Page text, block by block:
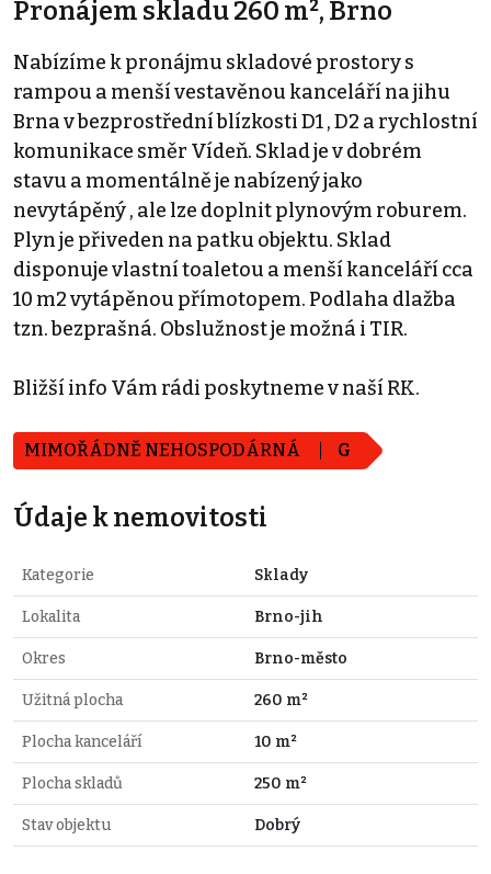
Pronájem skladu 260 m², Brno
Nabízíme k pronájmu skladové prostory s
rampou a menší vestavěnou kanceláří na jihu
Brna v bezprostřední blízkosti D1 , D2 a rychlostní
komunikace směr Vídeň. Sklad je v dobrém
stavu a momentálně je nabízený jako
nevytápěný , ale lze doplnit plynovým roburem.
Plyn je přiveden na patku objektu. Sklad
disponuje vlastní toaletou a menší kanceláří cca
10 m2 vytápěnou přímotopem. Podlaha dlažba
tzn. bezprašná. Obslužnost je možná i TIR.
Bližší info Vám rádi poskytneme v naší RK.
MIMOŘÁDNĚ NEHOSPODÁRNÁ G
Údaje k nemovitosti
Kategorie Sklady
Lokalita Brno-jih
Okres Brno-město
Užitná plocha 260 m²
Plocha kanceláří 10 m²
Plocha skladů 250 m²
Stav objektu Dobrý